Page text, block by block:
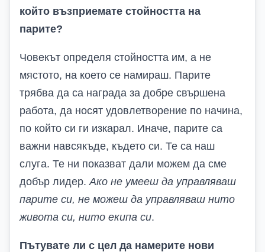
който възприемате стойността на
парите?
Човекът определя стойността им, а не
мястото, на което се намираш. Парите
трябва да са награда за добре свършена
работа, да носят удовлетворение по начина,
по който си ги изкарал. Иначе, парите са
важни навсякъде, където си. Те са наш
слуга. Те ни показват дали можем да сме
добър лидер. Ако не умееш да управляваш
парите си, не можеш да управляваш нито
живота си, нито екипа си.
Пътувате ли с цел да намерите нови